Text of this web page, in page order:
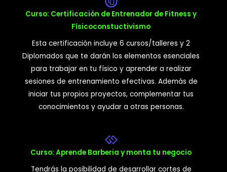
Curso: Certificación de Entrenador de Fitness y
Físicoconstuctivismo
Esta certificación incluye 6 cursos/talleres y 2
Diplomados que te darán los elementos esenciales
para trabajar en tu físico y aprender a realizar
sesiones de entrenamiento efectivas. Además de
iniciar tus propios proyectos, complementar tus
conocimientos y ayudar a otras personas.
Curso: Aprende Barberia y monta tu negocio
Tendrás la posibilidad de desarrollar cortes de